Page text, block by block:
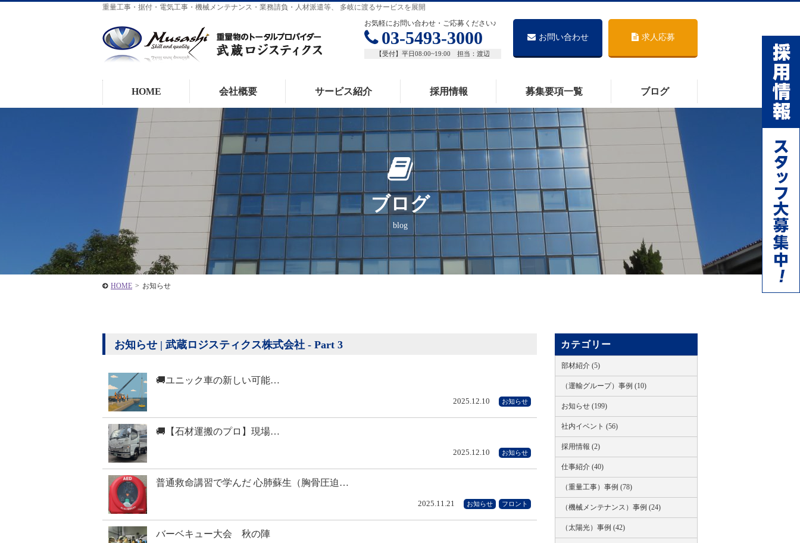
重量工事・据付・電気工事・機械メンテナンス・業務請負・人材派遣等、 多岐に渡るサービスを展開
HOME 会社概要 サービス紹介 採用情報 募集要項一覧 ブログ
お問い合わせ 求人応募
お気軽にお問い合わせ・ご応募ください♪
03-5493-3000
【受付】平日08:00~19:00 担当：渡辺
ブログ
blog
HOME > お知らせ
お知らせ | 武蔵ロジスティクス株式会社 - Part 3
🚚ユニック車の新しい可能…
2025.12.10 お知らせ
🚚【石材運搬のプロ】現場…
2025.12.10 お知らせ
普通救命講習で学んだ 心肺蘇生（胸骨圧迫…
2025.11.21 お知らせ フロント
バーベキュー大会 秋の陣
カテゴリー
部材紹介 (5)
（運輸グループ）事例 (10)
お知らせ (199)
社内イベント (56)
採用情報 (2)
仕事紹介 (40)
（重量工事）事例 (78)
（機械メンテナンス）事例 (24)
（太陽光）事例 (42)